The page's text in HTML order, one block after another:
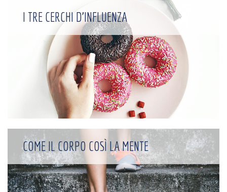
I TRE CERCHI D'INFLUENZA
COME IL CORPO COSÌ LA MENTE